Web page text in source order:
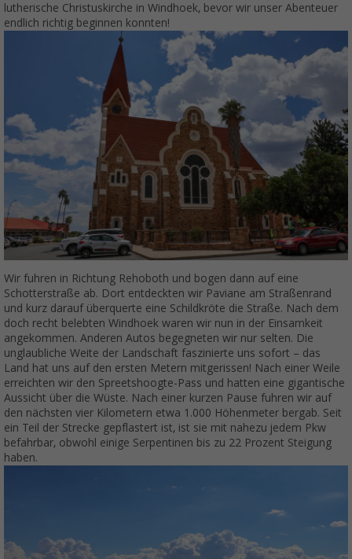
lutherische Christuskirche in Windhoek, bevor wir unser Abenteuer
endlich richtig beginnen konnten!
Wir fuhren in Richtung Rehoboth und bogen dann auf eine
Schotterstraße ab. Dort entdeckten wir Paviane am Straßenrand
und kurz darauf überquerte eine Schildkröte die Straße. Nach dem
doch recht belebten Windhoek waren wir nun in der Einsamkeit
angekommen. Anderen Autos begegneten wir nur selten. Die
unglaubliche Weite der Landschaft faszinierte uns sofort – das
Land hat uns auf den ersten Metern mitgerissen! Nach einer Weile
erreichten wir den Spreetshoogte-Pass und hatten eine gigantische
Aussicht über die Wüste. Nach einer kurzen Pause fuhren wir auf
den nächsten vier Kilometern etwa 1.000 Höhenmeter bergab. Seit
ein Teil der Strecke gepflastert ist, ist sie mit nahezu jedem Pkw
befahrbar, obwohl einige Serpentinen bis zu 22 Prozent Steigung
haben.